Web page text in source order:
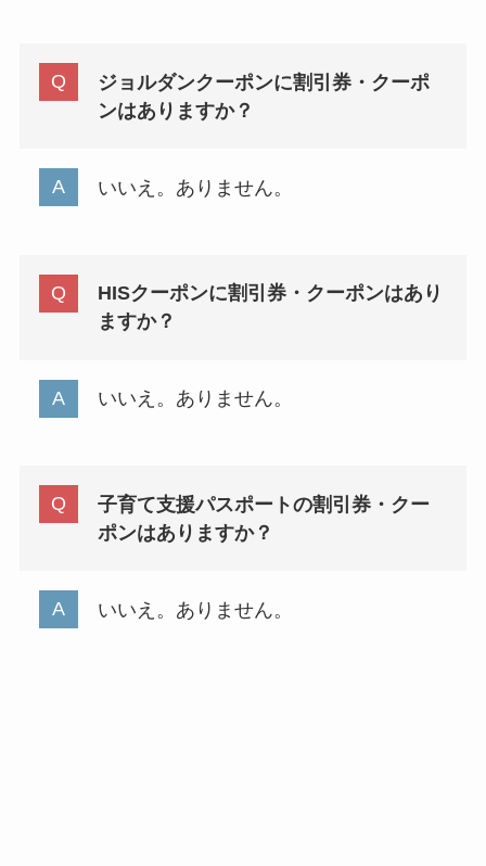
ジョルダンクーポンに割引券・クーポ
ンはありますか？
いいえ。ありません。
HISクーポンに割引券・クーポンはあり
ますか？
いいえ。ありません。
子育て支援パスポートの割引券・クー
ポンはありますか？
いいえ。ありません。